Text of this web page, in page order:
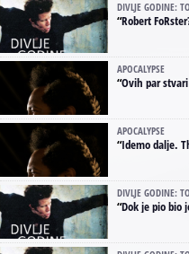
DIVLJE GODINE:
“Robert
APOCALYPSE
“Ovih par stvari odlično, šteta što
APOCALYPSE
“Idemo dalje.
DIVLJE GODINE:
“Dok je pio bio